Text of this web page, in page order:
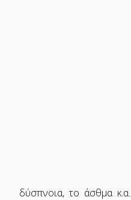
δύσπνοια, το άσθμα